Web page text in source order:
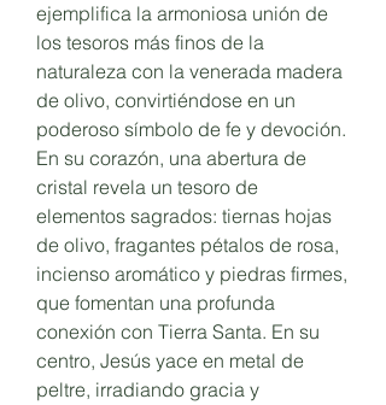
ejemplifica la armoniosa unión de
los tesoros más finos de la
naturaleza con la venerada madera
de olivo, convirtiéndose en un
poderoso símbolo de fe y devoción.
En su corazón, una abertura de
cristal revela un tesoro de
elementos sagrados: tiernas hojas
de olivo, fragantes pétalos de rosa,
incienso aromático y piedras firmes,
que fomentan una profunda
conexión con Tierra Santa. En su
centro, Jesús yace en metal de
peltre, irradiando gracia y